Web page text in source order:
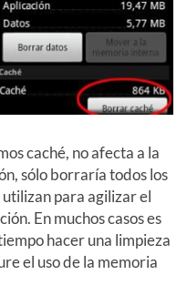
caché, no afecta a la
sólo borraría todos los
para agilizar el
En muchos casos es
hacer una limpieza
el uso de la memoria